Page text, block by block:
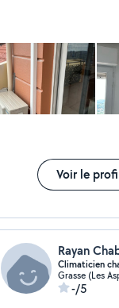
Voir le
Climaticien
Grasse (Les
-/5